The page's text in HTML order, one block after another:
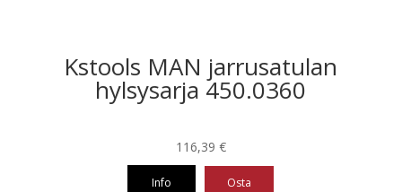
Kstools MAN jarrusatulan
hylsysarja 450.0360
116,39 €
Info Osta